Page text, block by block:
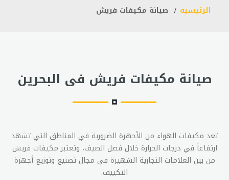
الرئيسيه صيانة مكيفات فريش
صيانة مكيفات فريش فى البحرين
تعد مكيفات الهواء من الأجهزة الضرورية في المناطق التي تشهد
ارتفاعاً في درجات الحرارة خلال فصل الصيف، وتعتبر مكيفات فريش
من بين العلامات التجارية الشهيرة في مجال تصنيع وتوزيع أجهزة
التكييف.